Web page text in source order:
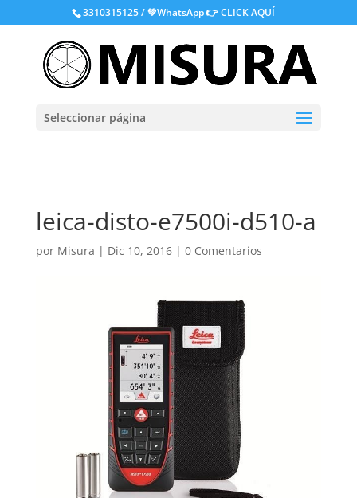
3310315125 / 💚WhatsApp👉 CLICK AQUÍ
Seleccionar página
leica-disto-e7500i-d510-a
por Misura | Dic 10, 2016| 0 Comentarios